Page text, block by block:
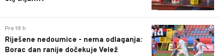
0
Pre 19 h
Riješene nedoumice - nema odlaganja:
Borac dan ranije dočekuje Velež